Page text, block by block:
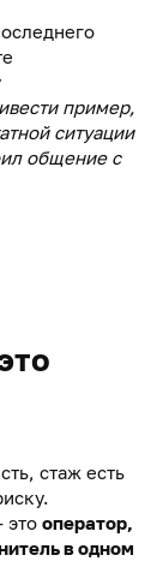
пример,
ситуации
общение с
стаж есть
это оператор,
в одном